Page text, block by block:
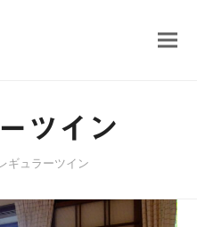
ツイン
ギュラーツイン